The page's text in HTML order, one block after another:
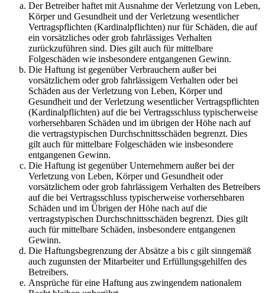
Der Betreiber haftet mit Ausnahme der Verletzung von Leben,
Körper und Gesundheit und der Verletzung wesentlicher
Vertragspflichten (Kardinalpflichten) nur für Schäden, die auf
ein vorsätzliches oder grob fahrlässiges Verhalten
zurückzuführen sind. Dies gilt auch für mittelbare
Folgeschäden wie insbesondere entgangenen Gewinn.
Die Haftung ist gegenüber Verbrauchern außer bei
vorsätzlichem oder grob fahrlässigem Verhalten oder bei
Schäden aus der Verletzung von Leben, Körper und
Gesundheit und der Verletzung wesentlicher Vertragspflichten
(Kardinalpflichten) auf die bei Vertragsschluss typischerweise
vorhersehbaren Schäden und im übrigen der Höhe nach auf
die vertragstypischen Durchschnittsschäden begrenzt. Dies
gilt auch für mittelbare Folgeschäden wie insbesondere
entgangenen Gewinn.
Die Haftung ist gegenüber Unternehmern außer bei der
Verletzung von Leben, Körper und Gesundheit oder
vorsätzlichem oder grob fahrlässigem Verhalten des Betreibers
auf die bei Vertragsschluss typischerweise vorhersehbaren
Schäden und im Übrigen der Höhe nach auf die
vertragstypischen Durchschnittsschäden begrenzt. Dies gilt
auch für mittelbare Schäden, insbesondere entgangenen
Gewinn.
Die Haftungsbegrenzung der Absätze a bis c gilt sinngemäß
auch zugunsten der Mitarbeiter und Erfüllungsgehilfen des
Betreibers.
Ansprüche für eine Haftung aus zwingendem nationalem